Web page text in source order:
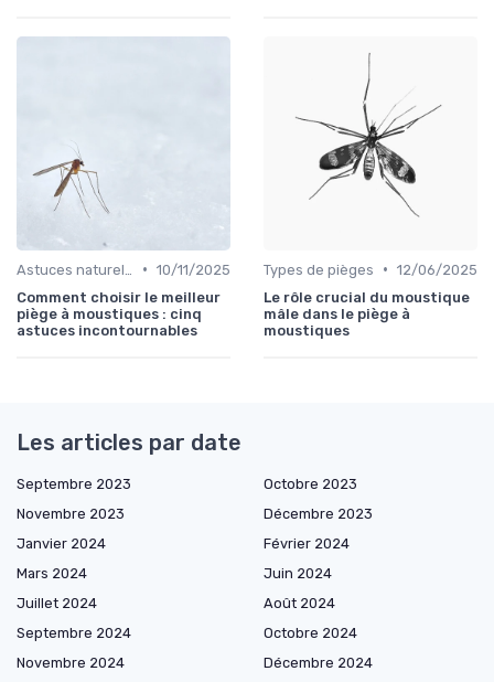
• 10/11/2025
Comment choisir le meilleur
piège à moustiques : cinq
astuces incontournables
Types de pièges • 12/06/2025
Le rôle crucial du moustique
mâle dans le piège à
moustiques
Les articles par date
Septembre 2023
Octobre 2023
Novembre 2023
Décembre 2023
Janvier 2024
Février 2024
Mars 2024
Juin 2024
Juillet 2024
Août 2024
Septembre 2024
Octobre 2024
Novembre 2024
Décembre 2024